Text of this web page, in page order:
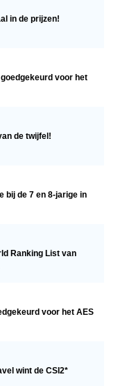
in de prijzen!
voor het
de twijfel!
bij de 7 en 8-jarige in
Ranking List van
voor het AES
wint de CSI2*